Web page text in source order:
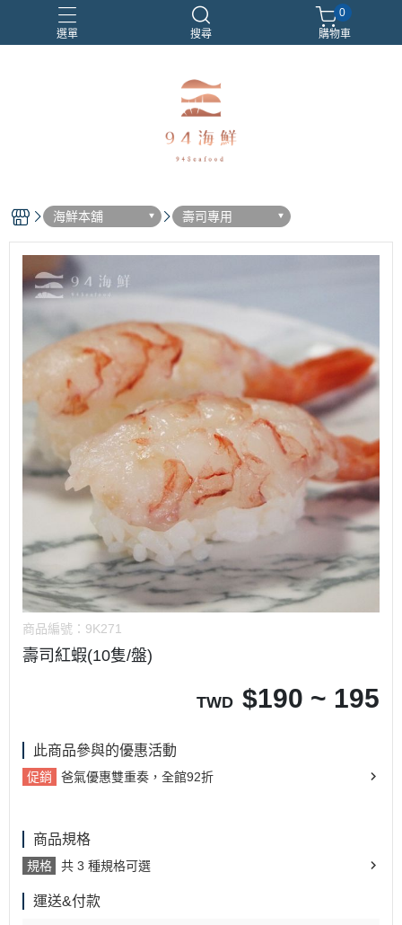
選單 搜尋
0
購物車
海鮮本舖 壽司專用
商品編號： 9K271
壽司紅蝦(10隻/盤)
TWD $190 ~ 195
此商品參與的優惠活動
促銷 爸氣優惠雙重奏，全館92折
商品規格
規格 共 3 種規格可選
運送&付款